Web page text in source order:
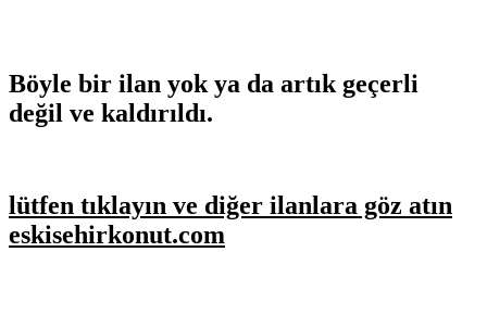
Böyle bir ilan yok ya da artık geçerli
değil ve kaldırıldı.
lütfen tıklayın ve diğer ilanlara göz atın
eskisehirkonut.com